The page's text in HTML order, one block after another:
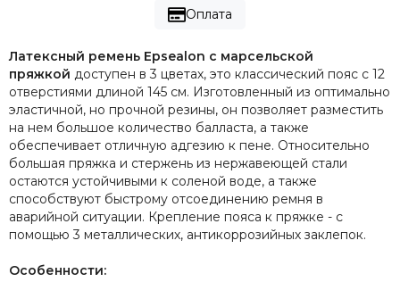
Оплата
Латексный ремень Epsealon с марсельской
пряжкой доступен в 3 цветах, это классический пояс с 12
отверстиями длиной 145 см. Изготовленный из оптимально
эластичной, но прочной резины, он позволяет разместить
на нем большое количество балласта, а также
обеспечивает отличную адгезию к пене. Относительно
большая пряжка и стержень из нержавеющей стали
остаются устойчивыми к соленой воде, а также
способствуют быстрому отсоединению ремня в
аварийной ситуации. Крепление пояса к пряжке - с
помощью 3 металлических, антикоррозийных заклепок.
Особенности: